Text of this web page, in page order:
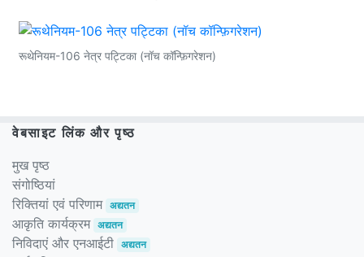
रूथेनियम-106 नेत्र पट्टिका (नॉच कॉन्फ़िगरेशन)
वेबसाइट लिंक और पृष्ठ
मुख पृष्ठ
संगोष्ठियां
रिक्तियां एवं परिणाम अद्यतन
आकृति कार्यक्रम अद्यतन
निविदाएं और एनआईटी अद्यतन